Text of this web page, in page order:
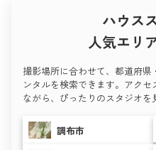
ハウス
人気エリ
撮影場所に合わせて、都道府
ンタルを検索できます。アク
ながら、ぴったりのスタジオを
調布市